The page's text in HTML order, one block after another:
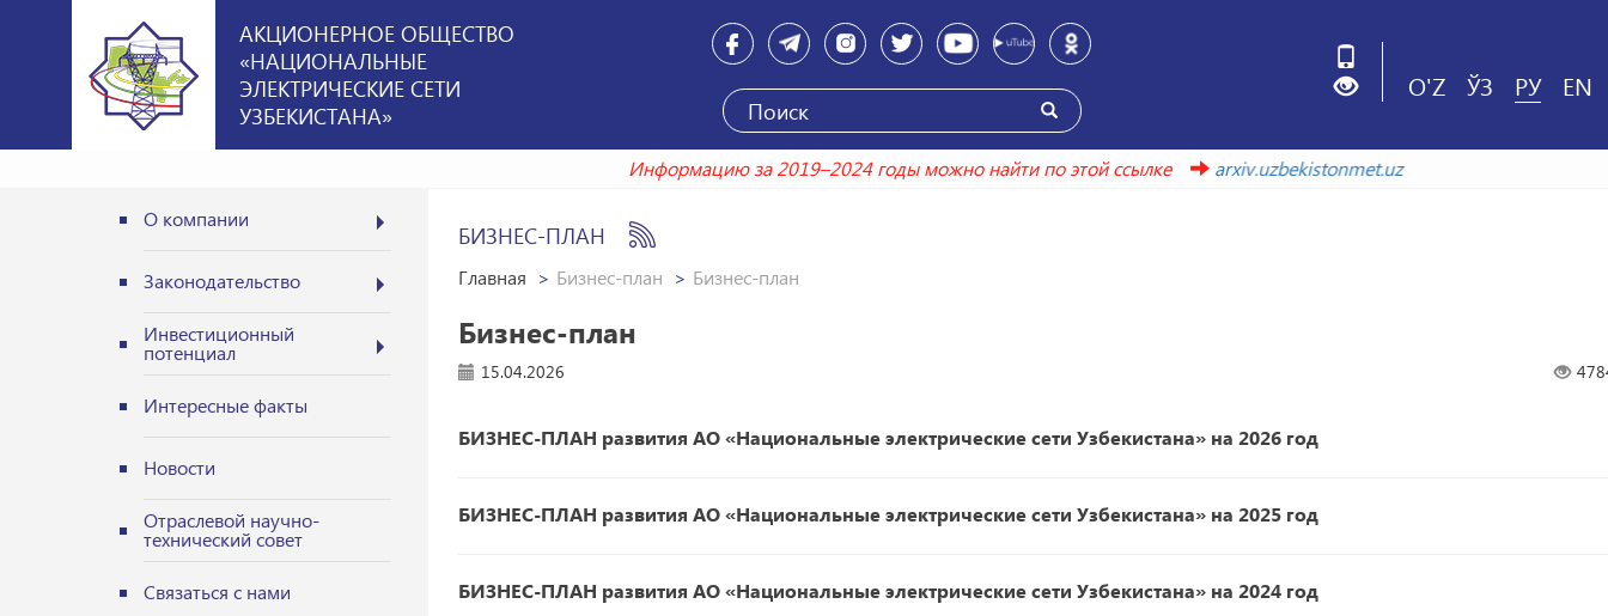
АКЦИОНЕРНОЕ ОБЩЕСТВО
«НАЦИОНАЛЬНЫЕ
ЭЛЕКТРИЧЕСКИЕ СЕТИ
УЗБЕКИСТАНА»
O'Z ЎЗ РУ EN
Информацию за 2019–2024 годы можно найти по этой ссылке
arxiv.uzbekistonmet.uz
О компании
Законодательство
Инвестиционный
потенциал
Интересные факты
Новости
Отраслевой научно-
технический совет
Связаться с нами
БИЗНЕС-ПЛАН
Главная Бизнес-план Бизнес-план
Бизнес-план
15.04.2026
БИЗНЕС-ПЛАН развития АО «Национальные электрические сети Узбекистана» на 2026 год
БИЗНЕС-ПЛАН развития АО «Национальные электрические сети Узбекистана» на 2025 год
БИЗНЕС-ПЛАН развития АО «Национальные электрические сети Узбекистана» на 2024 год